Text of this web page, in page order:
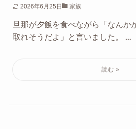
2026年6月25日 家族
旦那が夕飯を食べながら「なんか
取れそうだよ」と言いました。 ...